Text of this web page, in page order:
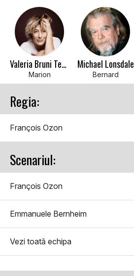
Valeria Bruni Tedeschi
Marion
Michael Lonsdale
Bernard
Regia:
François Ozon
Scenariul:
François Ozon
Emmanuele Bernheim
Vezi toată echipa